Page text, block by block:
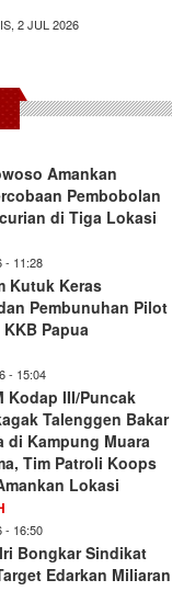
2 JUL 2026
Amankan
Pembobolan
di Tiga Lokasi
- 11:28
Kutuk Keras
Pembunuhan Pilot
Papua
- 15:04
Kodap III/Puncak
Talenggen Bakar
di Kampung Muara
Tim Patroli Koops
Lokasi
- 16:50
Bongkar Sindikat
Edarkan Miliaran